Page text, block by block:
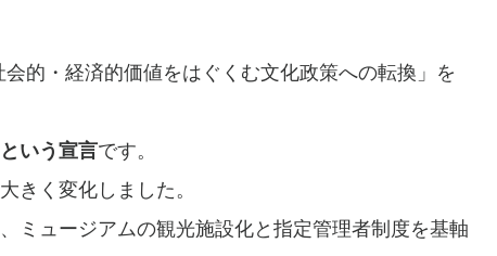
的・経済的価値をはぐくむ文化政策への転換」を
いう宣言です。
きく変化しました。
ミュージアムの観光施設化と指定管理者制度を基軸